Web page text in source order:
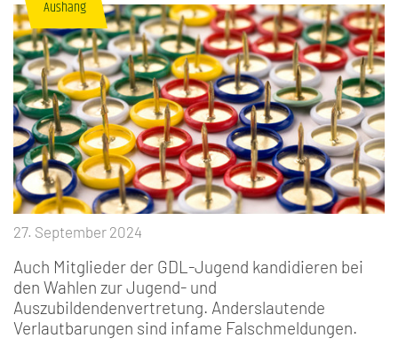
Aushang
27. September 2024
Auch Mitglieder der GDL-Jugend kandidieren bei
den Wahlen zur Jugend- und
Auszubildendenvertretung. Anderslautende
Verlautbarungen sind infame Falschmeldungen.